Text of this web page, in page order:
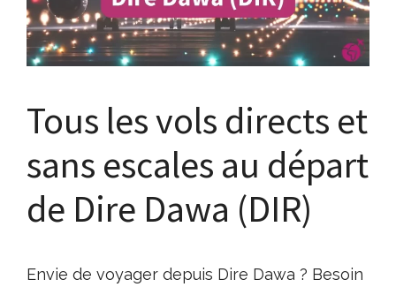
Tous les vols directs et
sans escales au départ
de Dire Dawa (DIR)
Envie de voyager depuis Dire Dawa ? Besoin